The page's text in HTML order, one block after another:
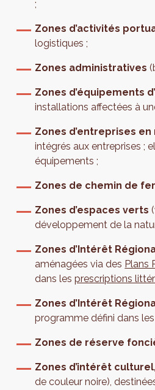
;
Zones d’activités
logistiques ;
Zones administratives
Zones d’équipements
installations affectées à
Zones d’entreprises
intégrés aux entreprises ;
équipements ;
Zones de chemin de fer
Zones d’espaces verts
développement de la
Zones d’Intérêt
aménagées via des Plans
dans lesprescriptions
Zones d’Intérêt
programme défini dans
Zones de réserve
Zones d’intérêt
de couleur noire),